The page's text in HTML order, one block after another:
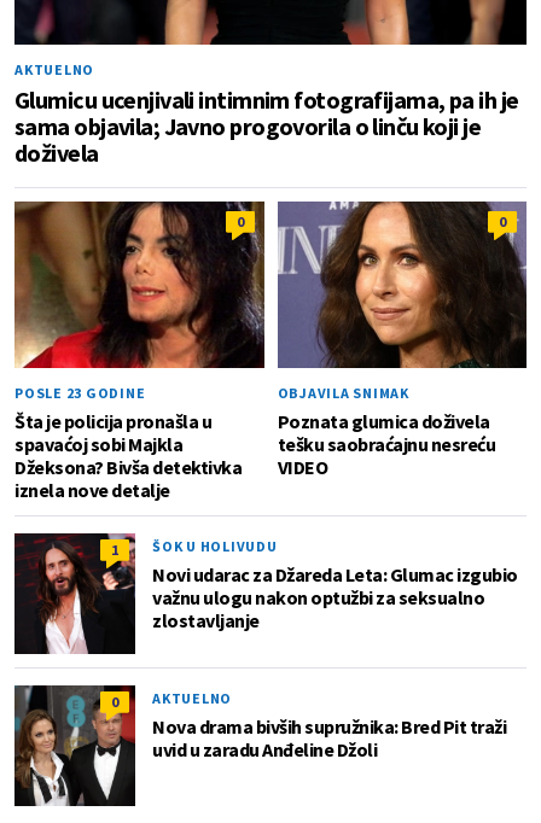
AKTUELNO
Glumicu ucenjivali intimnim fotografijama, pa ih je
sama objavila; Javno progovorila o linču koji je
doživela
0
POSLE 23 GODINE
Šta je policija pronašla u
spavaćoj sobi Majkla
Džeksona? Bivša detektivka
iznela nove detalje
0
OBJAVILA SNIMAK
Poznata glumica doživela
tešku saobraćajnu nesreću
VIDEO
1 ŠOK U HOLIVUDU
Novi udarac za Džareda Leta: Glumac izgubio
važnu ulogu nakon optužbi za seksualno
zlostavljanje
0 AKTUELNO
Nova drama bivših supružnika: Bred Pit traži
uvid u zaradu Anđeline Džoli